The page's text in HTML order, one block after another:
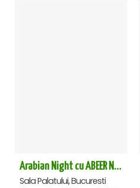
Arabian Night cu ABEER NEHME – Concert extraordinar la Sala Palatului
Sala Palatului, Bucuresti